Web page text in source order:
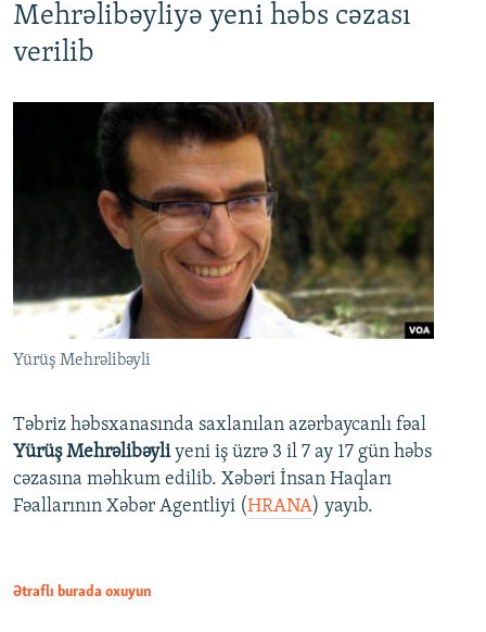
Mehrəlibəyliyə yeni həbs cəzası
verilib
Yürüş Mehrəlibəyli
Təbriz həbsxanasında saxlanılan azərbaycanlı fəal
Yürüş Mehrəlibəyliyeni iş üzrə 3 il 7 ay 17 gün həbs
cəzasına məhkum edilib. Xəbəri İnsan Haqları
Fəallarının Xəbər Agentliyi (HRANA) yayıb.
Ətraflı burada oxuyun